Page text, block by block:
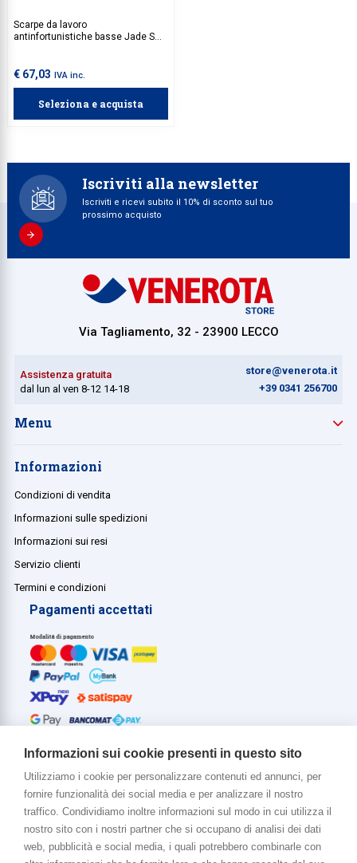
Scarpe da lavoro
antinfortunistiche basse Jade S1P
€ 67,03 IVA inc.
Seleziona e acquista
Iscriviti alla newsletter
Iscriviti e ricevi subito il 10% di sconto sul tuo
prossimo acquisto
Via Tagliamento, 32 - 23900 LECCO
Assistenza gratuita
dal lun al ven 8-12 14-18
store@venerota.it
+39 0341 256700
Menu
Informazioni
Condizioni di vendita
Informazioni sulle spedizioni
Informazioni sui resi
Servizio clienti
Termini e condizioni
Pagamenti accettati
Di più su di noi
www.venerota.it
Informazioni sui cookie presenti in questo sito
Utilizziamo i cookie per personalizzare contenuti ed annunci, per
fornire funzionalità dei social media e per analizzare il nostro
traffico. Condividiamo inoltre informazioni sul modo in cui utilizza il
nostro sito con i nostri partner che si occupano di analisi dei dati
web, pubblicità e social media, i quali potrebbero combinarle con